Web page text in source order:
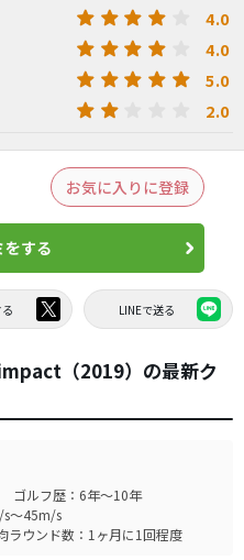
4.0
4.0
5.0
2.0
お気に入りに登録
をする
LINEで送る
（2019）の最新ク
ゴルフ歴：6年～10年
s～45m/s
ラウンド数：1ヶ月に1回程度